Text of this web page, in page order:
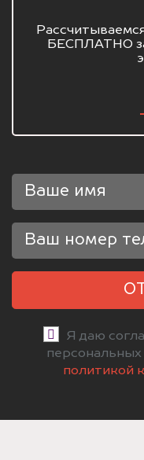
БЕСПЛАТНО
Я даю
политикой